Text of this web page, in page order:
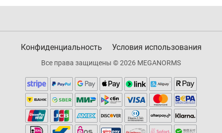
Конфиденциальность Условия использования
Все права защищены © 2026 MEGANORMS